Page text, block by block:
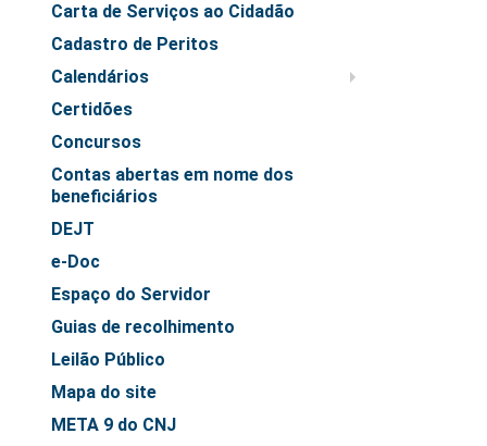
Aprendizagem
Comitê de Incentivo à Participação Institucional Feminina
no âmbito do TRT-11
Comitê de Prevenção e Enfrentamento do Assédio
Comitê Gestor do Plano de Contratações e Aquisições
no Âmbito do TRT11
Comitê de Equidade de Raça, Gênero e Diversidade
Comitê PopRuaJud
Comissão de Justiça Itinerante
Comissão Permanente de Avaliação Documental
Automação e IA
Carta de Serviços ao Cidadão
Cadastro de Peritos
Calendários
Certidões
Concursos
Contas abertas em nome dos
beneficiários
DEJT
e-Doc
Espaço do Servidor
Guias de recolhimento
Leilão Público
Mapa do site
META 9 do CNJ